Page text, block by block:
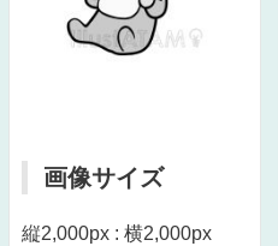
画像サイズ
縦2,000px : 横2,000px